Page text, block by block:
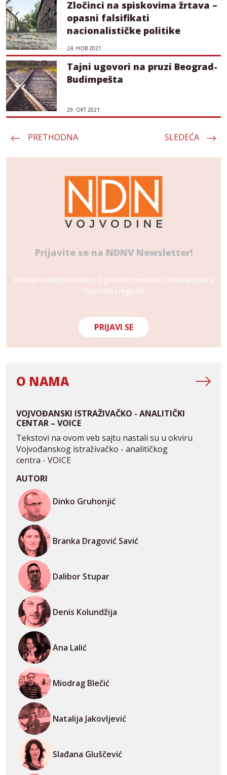
Zločinci na spiskovima žrtava –
opasni falsifikati
nacionalističke politike
24. НОВ 2021
Tajni ugovori na pruzi Beograd-
Budimpešta
29. ОКТ 2021
Пагинација
PRETHODNA SLEDEĆA
Prijavite se na NDNV Newsletter!
Detaljan nedeljni izveštaj o gorućim temama i dešavanjima u
Vojvodini i regionu
PRIJAVI SE
O NAMA
VOJVOĐANSKI ISTRAŽIVAČKO - ANALITIČKI
CENTAR – VOICE
Tekstovi na ovom veb sajtu nastali su u okviru
Vojvođanskog istraživačko - analitičkog
centra - VOICE
AUTORI
Dinko Gruhonjić
Branka Dragović Savić
Dalibor Stupar
Denis Kolundžija
Ana Lalić
Miodrag Blečić
Natalija Jakovljević
Slađana Gluščević